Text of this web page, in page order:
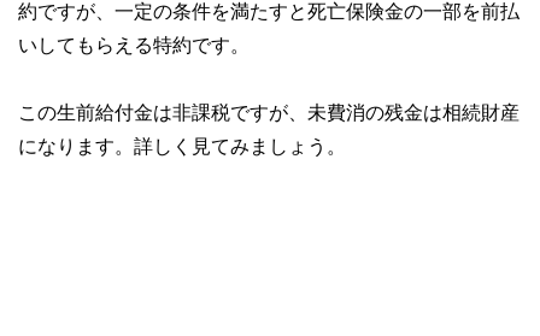
約ですが、一定の条件を満たすと死亡保険金の一部を前払
いしてもらえる特約です。
この生前給付金は非課税ですが、未費消の残金は相続財産
になります。詳しく見てみましょう。